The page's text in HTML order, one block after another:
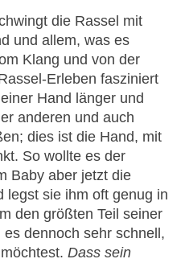
die Rassel mit
und allem, was es
Klang und von der
Erleben fasziniert
Hand länger und
anderen und auch
dies ist die Hand, mit
So wollte es der
Baby aber jetzt die
legst sie ihm oft genug in
den größten Teil seiner
dennoch sehr schnell,
Dass sein